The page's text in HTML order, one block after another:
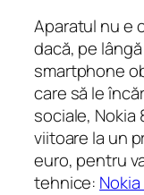
Aparatul nu e
dacă, pe
smartphone
care să le
sociale, Nokia
viitoare la un
euro, pentru
tehnice: